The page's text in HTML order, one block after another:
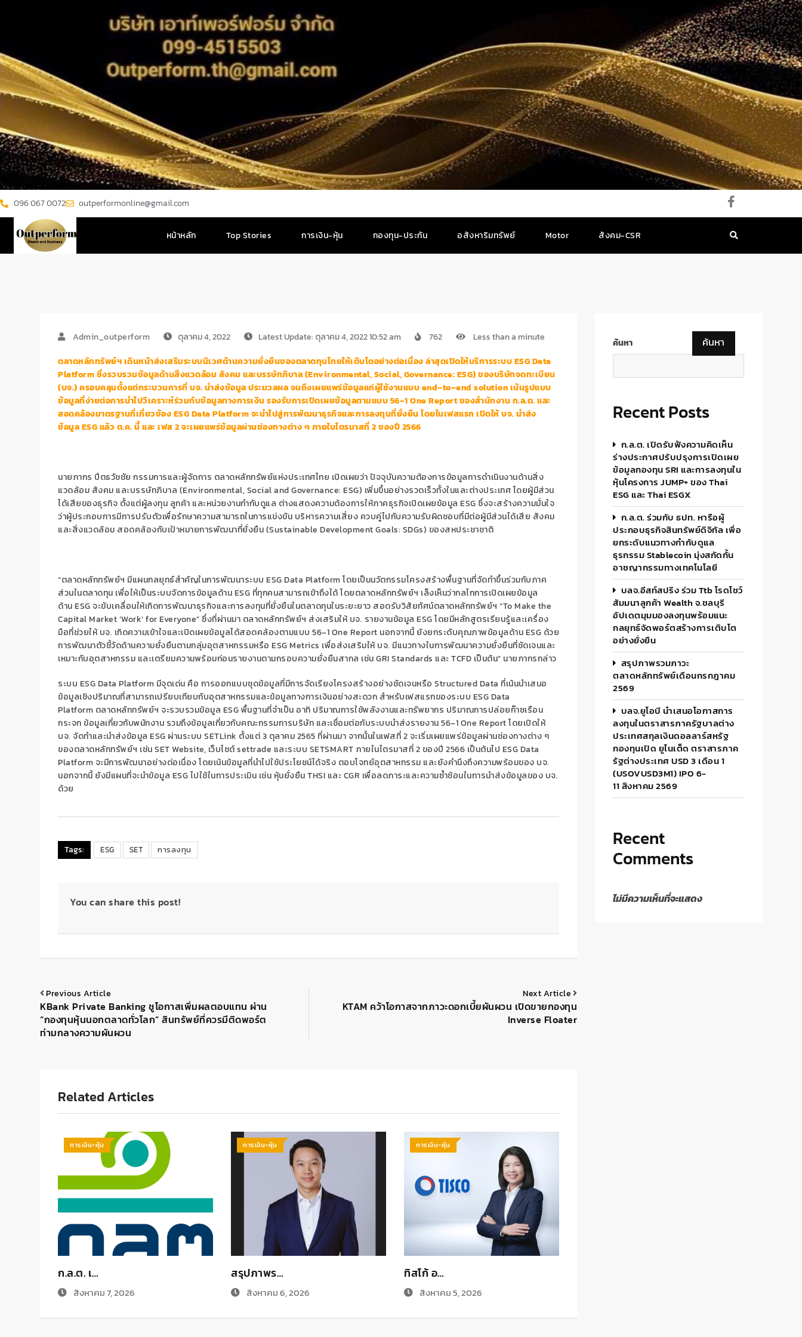
096 067 0072 outperformonline@gmail.com
หน้าหลัก Top Stories การเงิน-หุ้น กองทุน-ประกัน อสังหาริมทรัพย์ Motor สังคม-CSR
Admin_outperform ตุลาคม 4, 2022 Latest Update: ตุลาคม 4, 2022 10:52 am 762
Less than a minute
ตลาดหลักทรัพย์ฯ เดินหน้าส่งเสริมระบบนิเวศด้านความยั่งยืนของตลาดทุนไทยให้เติบโตอย่างต่อเนื่อง ล่าสุดเปิดให้บริการระบบESG Data
Platformซึ่งรวบรวมข้อมูลด้านสิ่งแวดล้อม สังคม และบรรษัทภิบาล (Environmental, Social, Governance:ESG) ของบริษัทจดทะเบียน
(บจ.) ครอบคลุมตั้งแต่กระบวนการที่ บจ. นำส่งข้อมูล ประมวลผล จนถึงเผยแพร่ข้อมูลแก่ผู้ใช้งานแบบend–to–end solutionเน้นรูปแบบ
ข้อมูลที่ง่ายต่อการนำไปวิเคราะห์ร่วมกับข้อมูลทางการเงิน รองรับการเปิดเผยข้อมูลตามแบบ56–1 One Reportของสำนักงาน ก.ล.ต. และ
สอดคล้องมาตรฐานที่เกี่ยวข้องESG Data Platformจะนำไปสู่การพัฒนาธุรกิจและการลงทุนที่ยั่งยืน โดยในเฟสแรก เปิดให้ บจ. นำส่ง
ข้อมูลESGแล้ว ต.ค. นี้ และ เฟส2จะเผยแพร่ข้อมูลผ่านช่องทางต่าง ๆ ภายในไตรมาสที่ 2 ของปี 2566
นายภากร ปีตธวัชชัย กรรมการและผู้จัดการ ตลาดหลักทรัพย์แห่งประเทศไทย เปิดเผยว่า ปัจจุบันความต้องการข้อมูลการดำเนินงานด้านสิ่ง
แวดล้อม สังคม และบรรษัทภิบาล (Environmental, Social and Governance: ESG) เพิ่มขึ้นอย่างรวดเร็วทั้งในและต่างประเทศ โดยผู้มีส่วน
ได้เสียของธุรกิจ ตั้งแต่ผู้ลงทุน ลูกค้า และหน่วยงานกำกับดูแล ต่างแสดงความต้องการให้ภาคธุรกิจเปิดเผยข้อมูล ESG ซึ่งจะสร้างความมั่นใจ
ว่าผู้ประกอบการมีการปรับตัวเพื่อรักษาความสามารถในการแข่งขัน บริหารความเสี่ยง ควบคู่ไปกับความรับผิดชอบที่มีต่อผู้มีส่วนได้เสีย สังคม
และสิ่งแวดล้อม สอดคล้องกับเป้าหมายการพัฒนาที่ยั่งยืน (Sustainable Development Goals: SDGs) ของสหประชาชาติ
“ตลาดหลักทรัพย์ฯ มีแผนกลยุทธ์สำคัญในการพัฒนาระบบ ESG Data Platformโดยเป็นนวัตกรรมโครงสร้างพื้นฐานที่จัดทำขึ้นร่วมกับภาค
ส่วนในตลาดทุน เพื่อให้เป็นระบบจัดการข้อมูลด้านESG ที่ทุกคนสามารถเข้าถึงได้ โดยตลาดหลักทรัพย์ฯ เล็งเห็นว่ากลไกการเปิดเผยข้อมูล
ด้านESG จะขับเคลื่อนให้เกิดการพัฒนาธุรกิจและการลงทุนที่ยั่งยืนในตลาดทุนในระยะยาว สอดรับวิสัยทัศน์ตลาดหลักทรัพย์ฯ “To Make the
Capital Market‘Work’for Everyone” ซึ่งที่ผ่านมา ตลาดหลักทรัพย์ฯ ส่งเสริมให้ บจ. รายงานข้อมูล ESGโดยมีหลักสูตรเรียนรู้และเครื่อง
มือที่ช่วยให้ บจ. เกิดความเข้าใจและเปิดเผยข้อมูลได้สอดคล้องตามแบบ 56–1 One Report นอกจากนี้ ยังยกระดับคุณภาพข้อมูลด้านESG ด้วย
การพัฒนาตัวชี้วัดด้านความยั่งยืนตามกลุ่มอุตสาหกรรมหรือ ESG Metrics เพื่อส่งเสริมให้ บจ. มีแนวทางในการพัฒนาความยั่งยืนที่ชัดเจนและ
เหมาะกับอุตสาหกรรม และเตรียมความพร้อมก่อนรายงานตามกรอบความยั่งยืนสากล เช่นGRI Standards และTCFD เป็นต้น” นายภากรกล่าว
ระบบ ESG Data Platform มีจุดเด่น คือ การออกแบบชุดข้อมูลที่มีการจัดเรียงโครงสร้างอย่างชัดเจนหรือ Structured Data ที่เน้นนำเสนอ
ข้อมูลเชิงปริมาณที่สามารถเปรียบเทียบกับอุตสาหกรรมและข้อมูลทางการเงินอย่างสะดวก สำหรับเฟสแรกของระบบ ESG Data
Platform ตลาดหลักทรัพย์ฯ จะรวบรวมข้อมูล ESGพื้นฐานที่จำเป็น อาทิ ปริมาณการใช้พลังงานและทรัพยากร ปริมาณการปล่อยก๊าซเรือน
กระจก ข้อมูลเกี่ยวกับพนักงาน รวมถึงข้อมูลเกี่ยวกับคณะกรรมการบริษัท และเชื่อมต่อกับระบบนำส่งรายงาน56–1 One Reportโดยเปิดให้
บจ. จัดทำและนำส่งข้อมูล ESG ผ่านระบบ SETLink ตั้งแต่3 ตุลาคม2565 ที่ผ่านมา จากนั้นในเฟสที่2 จะเริ่มเผยแพร่ข้อมูลผ่านช่องทางต่าง ๆ
ของตลาดหลักทรัพย์ฯ เช่นSET Website, เว็บไซต์settrade และระบบ SETSMART ภายในไตรมาสที่2 ของปี 2566 เป็นต้นไป ESG Data
Platform จะมีการพัฒนาอย่างต่อเนื่อง โดยเน้นข้อมูลที่นำไปใช้ประโยชน์ได้จริง ตอบโจทย์อุตสาหกรรม และยังคำนึงถึงความพร้อมของ บจ.
นอกจากนี้ ยังมีแผนที่จะนำข้อมูล ESGไปใช้ในการประเมิน เช่น หุ้นยั่งยืนTHSI และCGR เพื่อลดภาระและความซ้ำซ้อนในการนำส่งข้อมูลของ บจ.
ด้วย
Tags: ESG SET การลงทุน
You can share this post!
Previous Article
KBank Private Banking ชูโอกาสเพิ่มผลตอบแทน ผ่าน
“กองทุนหุ้นนอกตลาดทั่วโลก” สินทรัพย์ที่ควรมีติดพอร์ต
ท่ามกลางความผันผวน
Next Article
KTAM คว้าโอกาสจากภาวะดอกเบี้ยผันผวน เปิดขายกองทุน
Inverse Floater
Related Articles
การเงิน-หุ้น
ก.ล.ต. เ…
สิงหาคม 7, 2026
การเงิน-หุ้น
สรุปภาพร…
สิงหาคม 6, 2026
การเงิน-หุ้น
ทิสโก้ อ…
สิงหาคม 5, 2026
ค้นหา ค้นหา
Recent Posts
ก.ล.ต. เปิดรับฟังความคิดเห็น
ร่างประกาศปรับปรุงการเปิดเผย
ข้อมูลกองทุน SRI และการลงทุนใน
หุ้นโครงการ JUMP+ ของ Thai
ESG และ Thai ESGX
ก.ล.ต. ร่วมกับ ธปท. หารือผู้
ประกอบธุรกิจสินทรัพย์ดิจิทัล เพื่อ
ยกระดับแนวทางกำกับดูแล
ธุรกรรม Stablecoin มุ่งสกัดกั้น
อาชญากรรมทางเทคโนโลยี
บลจ.อีสท์สปริง ร่วม Ttb โรดโชว์
สัมมนาลูกค้า Wealth จ.ชลบุรี
อัปเดตมุมมองลงทุนพร้อมแนะ
กลยุทธ์จัดพอร์ตสร้างการเติบโต
อย่างยั่งยืน
สรุปภาพรวมภาวะ
ตลาดหลักทรัพย์เดือนกรกฎาคม
2569
บลจ.ยูโอบี นำเสนอโอกาสการ
ลงทุนในตราสารภาครัฐบาลต่าง
ประเทศสกุลเงินดอลลาร์สหรัฐ
กองทุนเปิด ยูไนเต็ด ตราสารภาค
รัฐต่างประเทศ USD 3 เดือน 1
(USOVUSD3M1) IPO 6-
11 สิงหาคม 2569
Recent
Comments
ไม่มีความเห็นที่จะแสดง